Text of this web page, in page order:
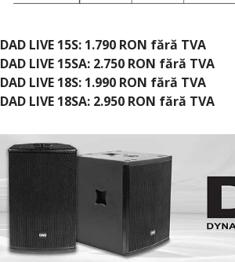
DAD LIVE 15S: 1.790 RON fără TVA
DAD LIVE 15SA: 2.750 RON fără TVA
DAD LIVE 18S: 1.990 RON fără TVA
DAD LIVE 18SA: 2.950 RON fără TVA